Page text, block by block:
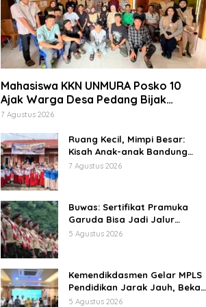
Mahasiswa KKN UNMURA Posko 10
Ajak Warga Desa Pedang Bijak
Bermedia Digital
7 Agustus 2026
Ruang Kecil, Mimpi Besar:
Kisah Anak-anak Bandung
Ujung Menemukan Dunia
7 Agustus 2026
Buwas: Sertifikat Pramuka
Garuda Bisa Jadi Jalur
Khusus Masuk TNI, Polri, dan
5 Agustus 2026
Kemendikdasmen Gelar MPLS
Pendidikan Jarak Jauh, Bekali
Murid Bangun Kemandirian
5 Agustus 2026